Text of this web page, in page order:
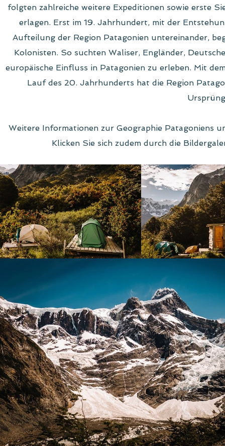
folgten zahlreiche weitere Expeditionen sowie erste
erlagen. Erst im 19. Jahrhundert, mit der
Aufteilung der Region Patagonien untereinander,
Kolonisten. So suchten Waliser, Engländer,
europäische Einfluss in Patagonien zu erleben. Mit
Lauf des 20. Jahrhunderts hat die Region
Weitere Informationen zur Geographie Patagoniens
Klicken Sie sich zudem durch die